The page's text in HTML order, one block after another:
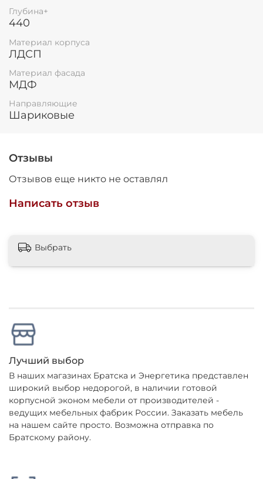
Глубина+
440
Материал корпуса
ЛДСП
Материал фасада
МДФ
Направляющие
Шариковые
Отзывы
Отзывов еще никто не оставлял
Написать отзыв
Выбрать
Лучший выбор
В наших магазинах Братска и Энергетика представлен
широкий выбор недорогой, в наличии готовой
корпусной эконом мебели от производителей -
ведущих мебельных фабрик России. Заказать мебель
на нашем сайте просто. Возможна отправка по
Братскому району.